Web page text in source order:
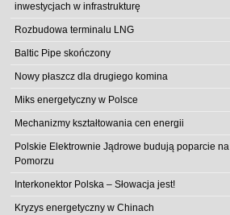
inwestycjach w infrastrukturę
Rozbudowa terminalu LNG
Baltic Pipe skończony
Nowy płaszcz dla drugiego komina
Miks energetyczny w Polsce
Mechanizmy kształtowania cen energii
Polskie Elektrownie Jądrowe budują poparcie na
Pomorzu
Interkonektor Polska – Słowacja jest!
Kryzys energetyczny w Chinach